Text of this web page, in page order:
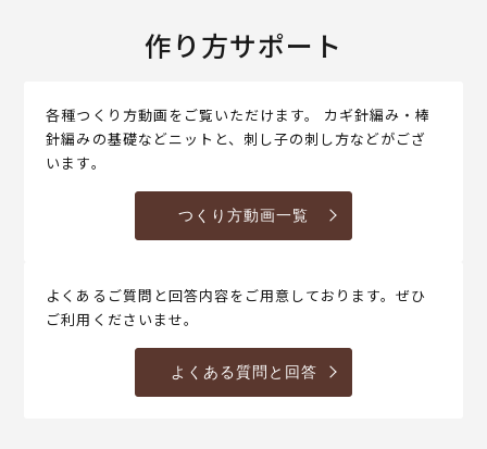
作り方サポート
各種つくり方動画をご覧いただけます。 カギ針編み・棒
針編みの基礎などニットと、刺し子の刺し方などがござ
います。
つくり方動画一覧
よくあるご質問と回答内容をご用意しております。ぜひ
ご利用くださいませ。
よくある質問と回答